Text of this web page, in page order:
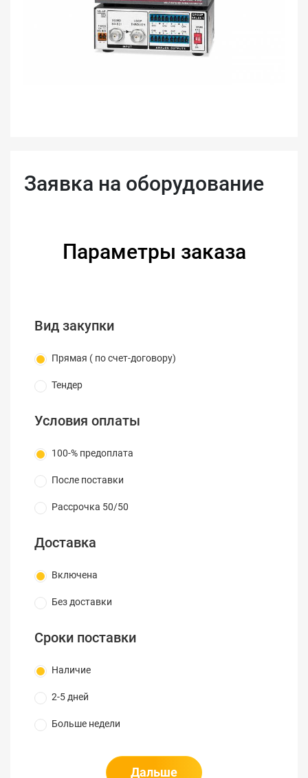
Заявка на оборудование
Параметры заказа
Вид закупки
Прямая ( по счет-договору)
Тендер
Условия оплаты
100-% предоплата
После поставки
Рассрочка 50/50
Доставка
Включена
Без доставки
Сроки поставки
Наличие
2-5 дней
Больше недели
Дальше